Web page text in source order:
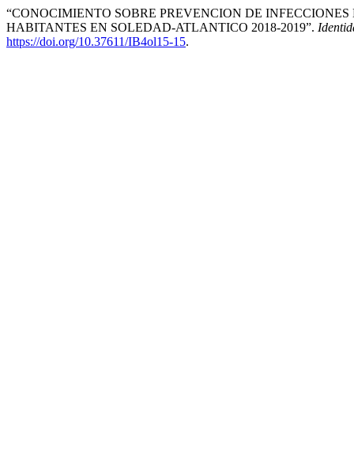
“CONOCIMIENTO SOBRE PREVENCION DE
HABITANTES EN SOLEDAD-ATLANTICO 2018-2019”.
https://doi.org/10.37611/IB4ol15-15.